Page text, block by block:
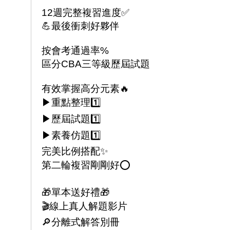
12週完整複習進度✅
💪最後衝刺好夥伴
按會考通過率%
區分CBA三等級歷屆試題
有效掌握高分元素🔥
▶︎重點整理1️⃣
▶︎歷屆試題1️⃣
▶︎素養仿題1️⃣
完美比例搭配✨
第二輪複習剛剛好⭕
🎁單本送好禮🎁
🎬線上真人解題影片
🔎分離式解答別冊